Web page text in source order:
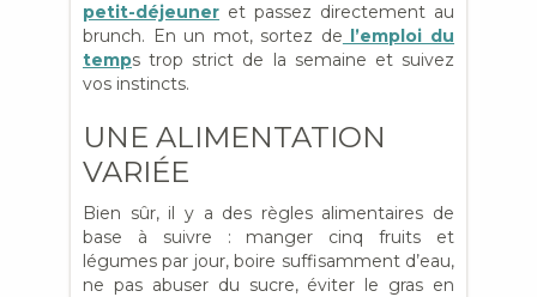
petit-déjeuner et passez directement au
brunch. En un mot, sortez de l’emploi du
temps trop strict de la semaine et suivez
vos instincts.
UNE ALIMENTATION
VARIÉE
Bien sûr, il y a des règles alimentaires de
base à suivre : manger cinq fruits et
légumes par jour, boire suffisamment d’eau,
ne pas abuser du sucre, éviter le gras en